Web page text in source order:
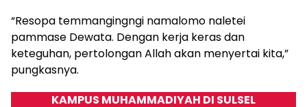
“Resopa temmangingngi namalomo naletei
pammase Dewata. Dengan kerja keras dan
keteguhan, pertolongan Allah akan menyertai kita,”
pungkasnya.
KAMPUS MUHAMMADIYAH DI SULSEL